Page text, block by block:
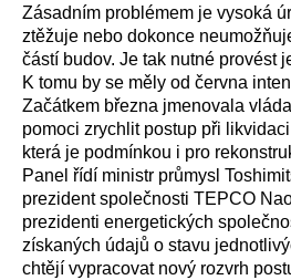
Zásadním problémem je vysoká
ztěžuje nebo dokonce
částí budov. Je tak nutné provést
K tomu by se měly od června
Začátkem března jmenovala
pomoci zrychlit postup při
která je podmínkou i pro
Panel řídí ministr průmysl
prezident společnosti TEPCO
prezidenti energetických
získaných údajů o stavu
chtějí vypracovat nový rozvrh